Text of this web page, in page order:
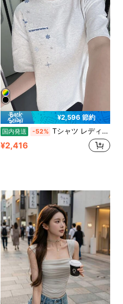
¥2,596 節約
国内発送 -52% Tシャツ レディース 半袖 綿100% 刺しゅう 星柄 雪の結晶 厚手 オーバーサイズ ビッグシルエット クルーネック カットソー トップス 体型カバー 着痩せ 透けにくい ヘビーウェイト 二の腕カバー ストリート 韓国ファッション カジュアル デイリー 大人可愛い こなれ感 華奢見え 骨格ナチュラル 春 夏 秋 ブラック ティーシャツ コットン 柔らかい 肌触り 快適 丸首 5分袖 ワンマイルウェア シンプル 個性的 部屋着 お出かけ 通学 学生 キャンプ アウトドア 丈夫 洗濯に強い 高見え
¥2,416